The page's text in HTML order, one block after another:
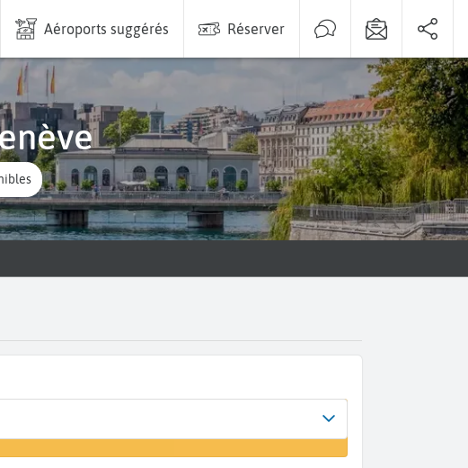
Aéroports suggérés Réserver
Genève (GVA)